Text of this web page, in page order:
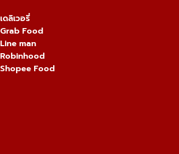
เดลิเวอรี่
Grab Food
Line man
Robinhood
Shopee Food